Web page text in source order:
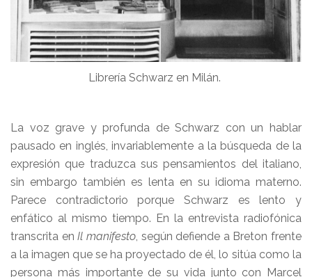
Librería Schwarz en Milán.
La voz grave y profunda de Schwarz con un hablar
pausado en inglés, invariablemente a la búsqueda de la
expresión que traduzca sus pensamientos del italiano,
sin embargo también es lenta en su idioma materno.
Parece contradictorio porque Schwarz es lento y
enfático al mismo tiempo. En la entrevista radiofónica
transcrita enIl manifesto, según defiende a Breton frente
a la imagen que se ha proyectado de él, lo sitúa como la
persona más importante de su vida junto con Marcel